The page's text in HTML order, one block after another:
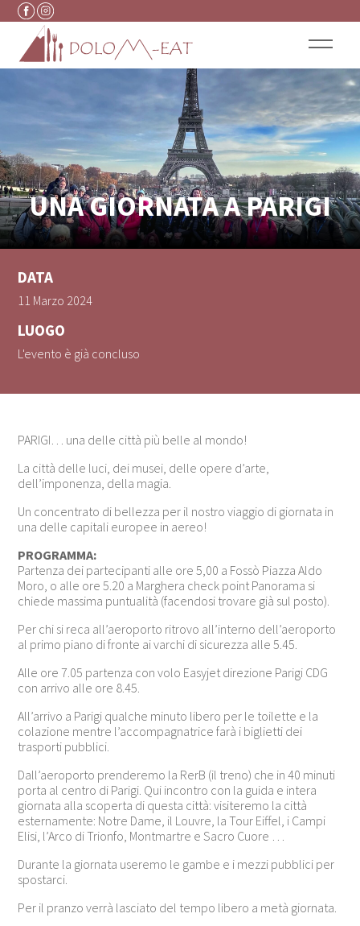
Vai al contenuto
UNA GIORNATA A PARIGI
DATA
11 Marzo 2024
LUOGO
L'evento è già concluso
PARIGI… una delle città più belle al mondo!
La città delle luci, dei musei, delle opere d’arte,
dell’imponenza, della magia.
Un concentrato di bellezza per il nostro viaggio di giornata in
una delle capitali europee in aereo!
PROGRAMMA:
Partenza dei partecipanti alle ore 5,00 a Fossò Piazza Aldo
Moro, o alle ore 5.20 a Marghera check point Panorama si
chiede massima puntualità (facendosi trovare già sul posto).
Per chi si reca all’aeroporto ritrovo all’interno dell’aeroporto
al primo piano di fronte ai varchi di sicurezza alle 5.45.
Alle ore 7.05 partenza con volo Easyjet direzione Parigi CDG
con arrivo alle ore 8.45.
All’arrivo a Parigi qualche minuto libero per le toilette e la
colazione mentre l’accompagnatrice farà i biglietti dei
trasporti pubblici.
Dall’aeroporto prenderemo la RerB (il treno) che in 40 minuti
porta al centro di Parigi. Qui incontro con la guida e intera
giornata alla scoperta di questa città: visiteremo la città
esternamente: Notre Dame, il Louvre, la Tour Eiffel, i Campi
Elisi, l’Arco di Trionfo, Montmartre e Sacro Cuore …
Durante la giornata useremo le gambe e i mezzi pubblici per
spostarci.
Per il pranzo verrà lasciato del tempo libero a metà giornata.